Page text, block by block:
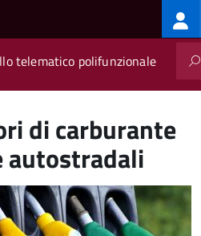
telematico polifunzionale
di carburante
autostradali